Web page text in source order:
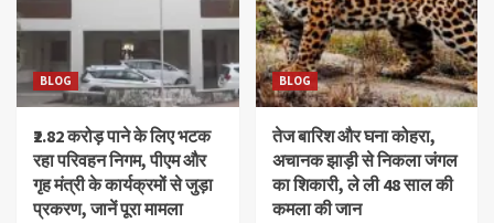
BLOG
₹2.82 करोड़ पाने के लिए भटक
रहा परिवहन निगम, पीएम और
गृह मंत्री के कार्यक्रमों से जुड़ा
प्रकरण, जानें पूरा मामला
BLOG
तेज बारिश और घना कोहरा,
अचानक झाड़ी से निकला जंगल
का शिकारी, ले ली 48 साल की
कमला की जान